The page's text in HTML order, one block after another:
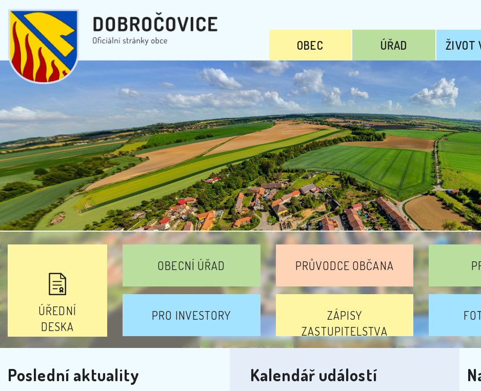
OBEC ÚŘAD ŽIVOT
Dobročovice - Letecký pohled
ÚŘEDNÍ
DESKA
OBECNÍ ÚŘAD
PRO INVESTORY
PRŮVODCE OBČANA
ZÁPISY
ZASTUPITELSTVA
Poslední aktuality Kalendář událostí